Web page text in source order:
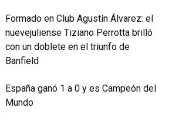
Formado en Club Agustín Álvarez: el
nuevejuliense Tiziano Perrotta brilló
con un doblete en el triunfo de
Banfield
España ganó 1 a 0 y es Campeón del
Mundo